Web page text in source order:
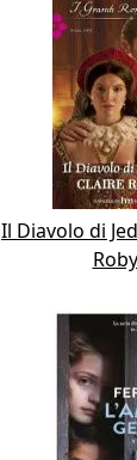
Il Diavolo di